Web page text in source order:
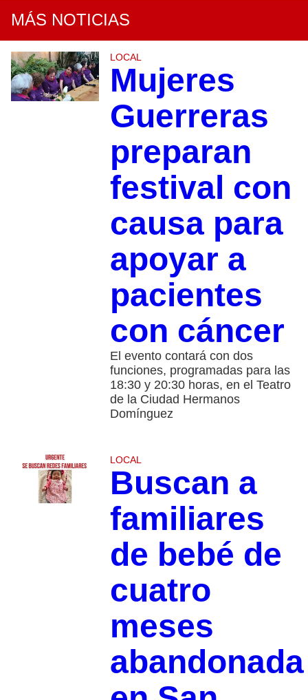
MÁS NOTICIAS
LOCAL
Mujeres
Guerreras
preparan
festival con
causa para
apoyar a
pacientes
con cáncer
El evento contará con dos
funciones, programadas para las
18:30 y 20:30 horas, en el Teatro
de la Ciudad Hermanos
Domínguez
LOCAL
Buscan a
familiares
de bebé de
cuatro
meses
abandonada